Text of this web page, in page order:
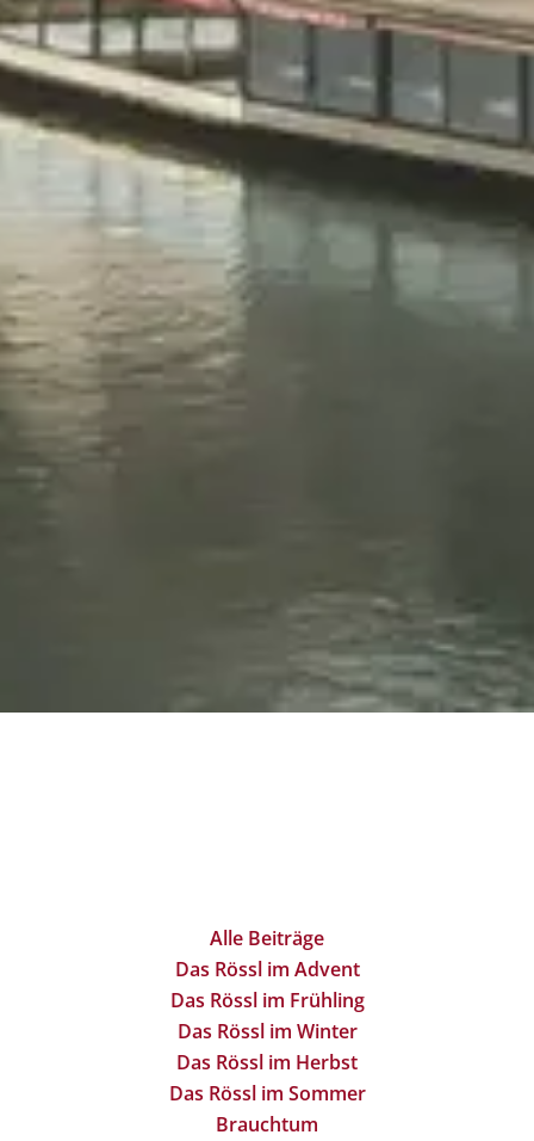
Alle Beiträge
Das Rössl im Advent
Das Rössl im Frühling
Das Rössl im Winter
Das Rössl im Herbst
Das Rössl im Sommer
Brauchtum